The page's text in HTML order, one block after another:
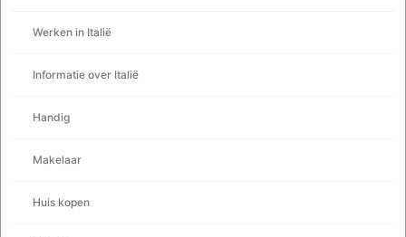
Werken in Italië
Informatie over Italië
Handig
Makelaar
Huis kopen